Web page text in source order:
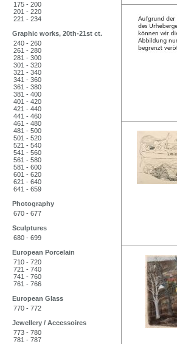
175 - 200
201 - 220
221 - 234
Graphic works, 20th-21st ct.
240 - 260
261 - 280
281 - 300
301 - 320
321 - 340
341 - 360
361 - 380
381 - 400
401 - 420
421 - 440
441 - 460
461 - 480
481 - 500
501 - 520
521 - 540
541 - 560
561 - 580
581 - 600
601 - 620
621 - 640
641 - 659
Photography
670 - 677
Sculptures
680 - 699
European Porcelain
710 - 720
721 - 740
741 - 760
761 - 766
European Glass
770 - 772
Jewellery / Accessoires
773 - 780
781 - 787